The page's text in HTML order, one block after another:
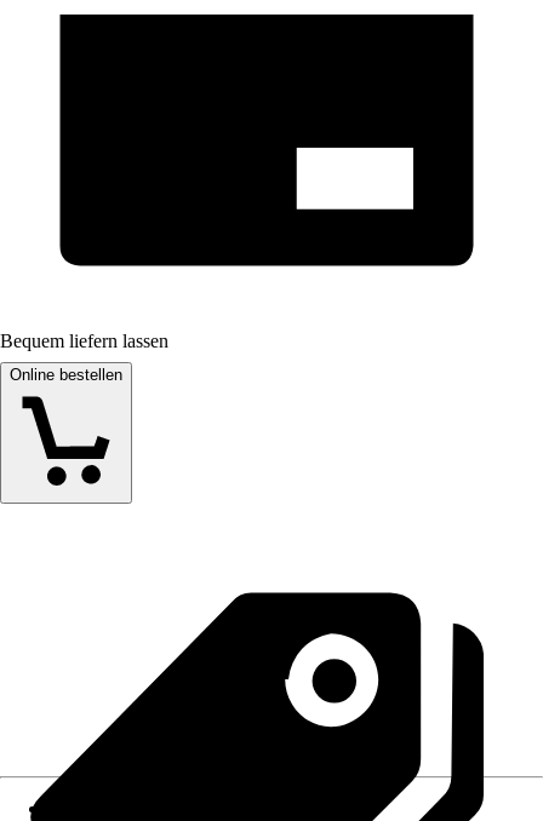
Bequem liefern lassen
Online bestellen